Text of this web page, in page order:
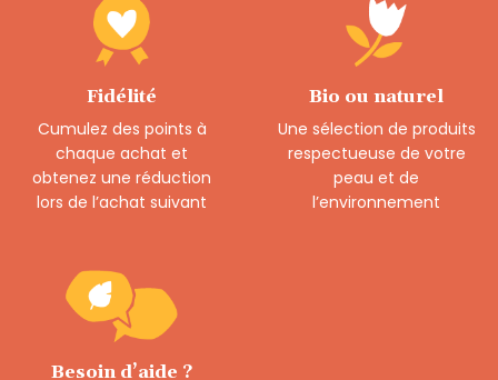
Fidélité
Cumulez des points à
chaque achat et
obtenez une réduction
lors de l’achat suivant
Bio ou naturel
Une sélection de produits
respectueuse de votre
peau et de
l’environnement
Besoin d’aide ?